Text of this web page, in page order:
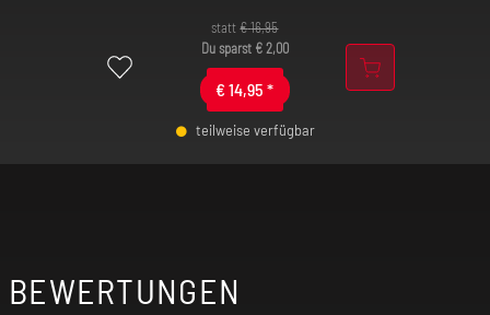
statt€16,95
Du sparst €2,00
€ 14,95 *
teilweise verfügbar
BEWERTUNGEN